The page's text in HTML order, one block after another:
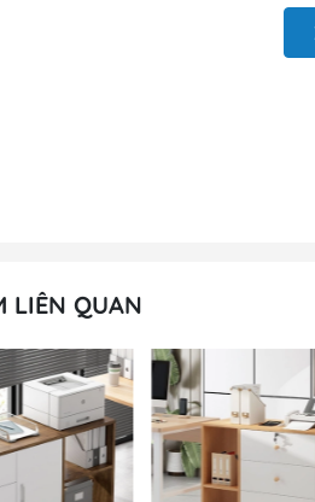
Màu tùy chọn theo yêu
3 ngăn -DĐ 10 thường được đặt
Điều này tạo nên sự thuận tiện
được bán chạy nhất hiện nay.
giá cao bởi những ưu điểm như:
tiện ích: Hộc tủ được thiết kế
kéo với các ray trượt êm mượt,
LIÊN QUAN